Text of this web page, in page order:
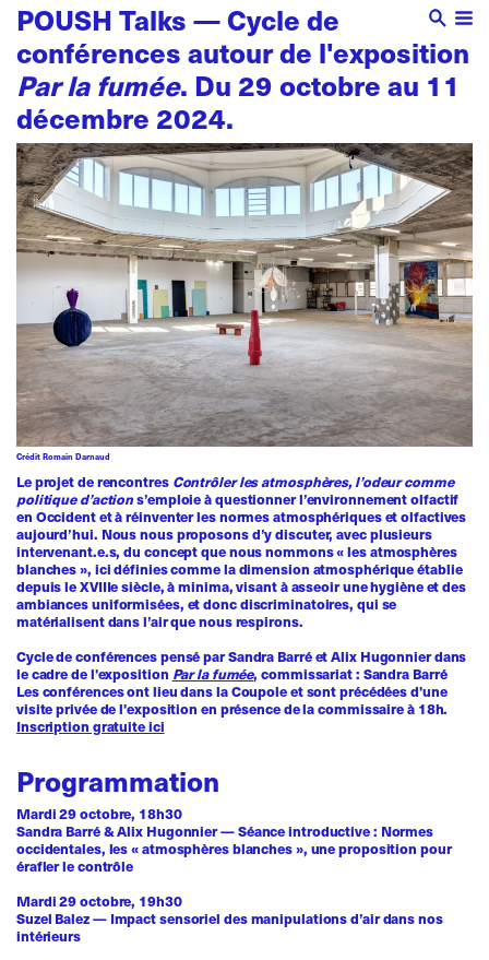
POUSH Talks — Cycle de
conférences autour de l'exposition
Par la fumée. Du 29 octobre au 11
décembre 2024.
Crédit Romain Darnaud
Le projet de rencontres Contrôler les atmosphères, l’odeur comme
politique d’actions’emploie à questionner l’environnement olfactif
en Occident et à réinventer les normes atmosphériques et olfactives
aujourd’hui. Nous nous proposons d’y discuter, avec plusieurs
intervenant.e.s, du concept que nous nommons « les atmosphères
blanches », ici définies comme la dimension atmosphérique établie
depuis le XVIIIe siècle, à minima, visant à asseoir une hygiène et des
ambiances uniformisées, et donc discriminatoires, qui se
matérialisent dans l’air que nous respirons.
Cycle de conférences pensé par Sandra Barré et Alix Hugonnier dans
le cadre de l'exposition Par la fumée, commissariat : Sandra Barré
Les conférences ont lieu dans la Coupole et sont précédées d'une
visite privée de l'exposition en présence de la commissaire à 18h.
Inscription gratuite ici
Programmation
Mardi 29 octobre, 18h30
Sandra Barré & Alix Hugonnier—Séance introductive : Normes
occidentales, les « atmosphères blanches », une proposition pour
érafler le contrôle
Mardi 29 octobre, 19h30
Suzel Balez—Impact sensoriel des manipulations d’air dans nos
intérieurs